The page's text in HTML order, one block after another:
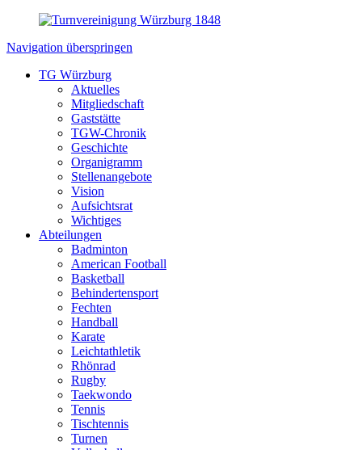
Navigation überspringen
TG Würzburg
Aktuelles
Mitgliedschaft
Gaststätte
TGW-Chronik
Geschichte
Organigramm
Stellenangebote
Vision
Aufsichtsrat
Wichtiges
Abteilungen
Badminton
American Football
Basketball
Behindertensport
Fechten
Handball
Karate
Leichtathletik
Rhönrad
Rugby
Taekwondo
Tennis
Tischtennis
Turnen